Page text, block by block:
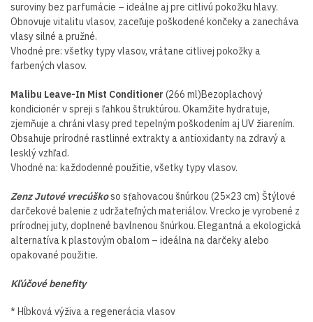
suroviny bez parfumácie – ideálne aj pre citlivú pokožku hlavy.
Obnovuje vitalitu vlasov, zaceľuje poškodené končeky a zanecháva
vlasy silné a pružné.
Vhodné pre: všetky typy vlasov, vrátane citlivej pokožky a
farbených vlasov.
Malibu Leave-In Mist Conditioner (266 ml)Bezoplachový
kondicionér v spreji s ľahkou štruktúrou. Okamžite hydratuje,
zjemňuje a chráni vlasy pred tepelným poškodením aj UV žiarením.
Obsahuje prírodné rastlinné extrakty a antioxidanty na zdravý a
lesklý vzhľad.
Vhodné na: každodenné použitie, všetky typy vlasov.
Zenz Jutové vrecúškoso sťahovacou šnúrkou (25×23 cm) Štýlové
darčekové balenie z udržateľných materiálov. Vrecko je vyrobené z
prírodnej juty, doplnené bavlnenou šnúrkou. Elegantná a ekologická
alternatíva k plastovým obalom – ideálna na darčeky alebo
opakované použitie.
Kľúčové benefity
* Hĺbková výživa a regenerácia vlasov